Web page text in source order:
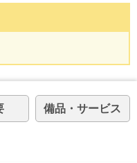
備品・サービス